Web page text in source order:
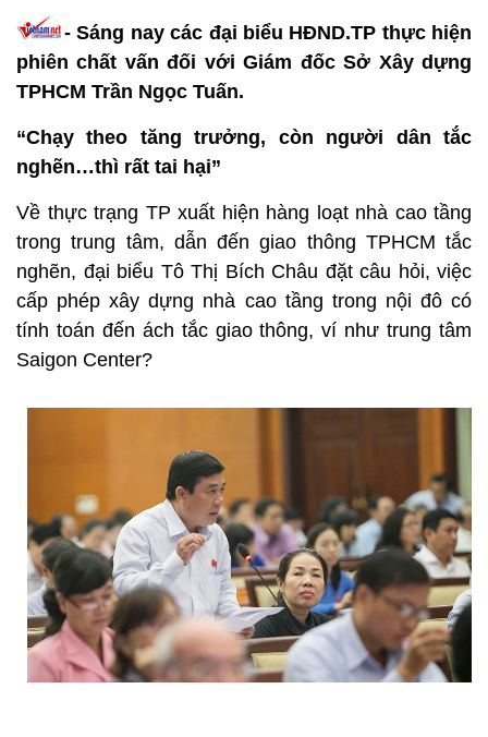
- Sáng nay các đại biểu HĐND.TP thực hiện
phiên chất vấn đối với Giám đốc Sở Xây dựng
TPHCM Trần Ngọc Tuấn.
“Chạy theo tăng trưởng, còn người dân tắc
nghẽn…thì rất tai hại”
Về thực trạng TP xuất hiện hàng loạt nhà cao tầng
trong trung tâm, dẫn đến giao thông TPHCM tắc
nghẽn, đại biểu Tô Thị Bích Châu đặt câu hỏi, việc
cấp phép xây dựng nhà cao tầng trong nội đô có
tính toán đến ách tắc giao thông, ví như trung tâm
Saigon Center?